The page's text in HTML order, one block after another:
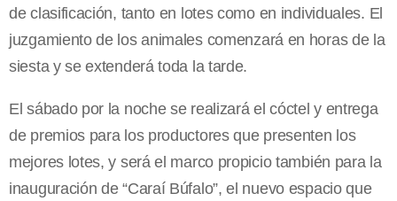
de clasificación, tanto en lotes como en individuales. El
juzgamiento de los animales comenzará en horas de la
siesta y se extenderá toda la tarde.
El sábado por la noche se realizará el cóctel y entrega
de premios para los productores que presenten los
mejores lotes, y será el marco propicio también para la
inauguración de “Caraí Búfalo”, el nuevo espacio que